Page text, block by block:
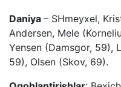
Daniya – SHmeyxel,
Andersen, Mele
Yensen (Damsgor, 59),
59), Olsen (Skov, 69).